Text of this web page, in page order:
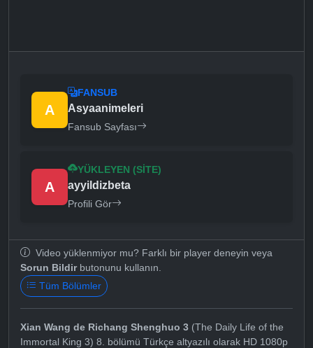
A
FANSUB
Asyaanimeleri
Fansub Sayfası
A
YÜKLEYEN (SITE)
ayyildizbeta
Profili Gör
Video yüklenmiyor mu? Farklı bir player deneyin veya
Sorun Bildirbutonunu kullanın.
Tüm Bölümler
Xian Wang de Richang Shenghuo 3 (The Daily Life of the
Immortal King 3) 8. bölümü Türkçe altyazılı olarak HD 1080p